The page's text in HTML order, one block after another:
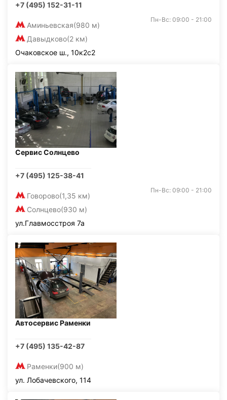
+7 (495) 152-31-11
Аминьевская(980 м)
Давыдково(2 км)
Пн-Вс: 09:00 - 21:00
Очаковское ш., 10к2с2
Сервис Солнцево
+7 (495) 125-38-41
Говорово(1,35 км)
Солнцево(930 м)
Пн-Вс: 09:00 - 21:00
ул.Главмосстроя 7а
Автосервис Раменки
+7 (495) 135-42-87
Раменки(900 м)
ул. Лобачевского, 114